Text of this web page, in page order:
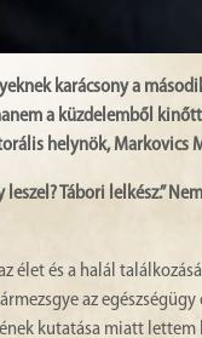
karácsony a
a küzdelemből
helynök, Markovics
leszel? Tábori lelkész.”
élet és a halál
az
kutatása miatt lettem